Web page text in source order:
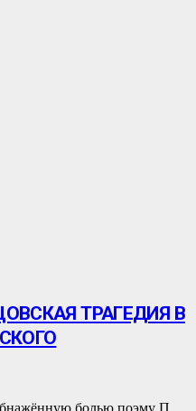
ТРАГЕДИЯ В
болью поэму П.